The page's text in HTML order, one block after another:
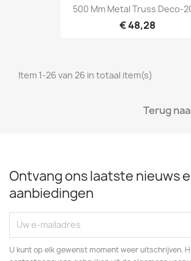
Snel bekijken
500 Mm Metal Truss Deco-
€ 48,28
Item 1-26 van 26 in totaal item(s)
Terug
Ontvang ons laatste nieuws
aanbiedingen
U kunt op elk gewenst moment weer uitschrijven.